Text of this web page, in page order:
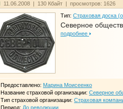
11.06.2008 | 130 Кбайт | просмотров: 1626
Тип: Страховая доска
Северное
подробнее
Предоставлено: Марина Моисеенко
Название страховой организации: Северное
Тип страховой организации: Страховая
Период: До революции